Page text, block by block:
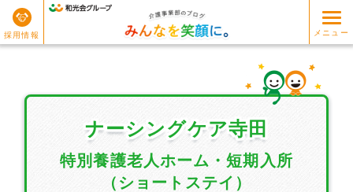
採用情報 メニュー
ナーシングケア寺田
ナーシングケア寺田
特別養護老人ホーム・短期入所
（ショートステイ）